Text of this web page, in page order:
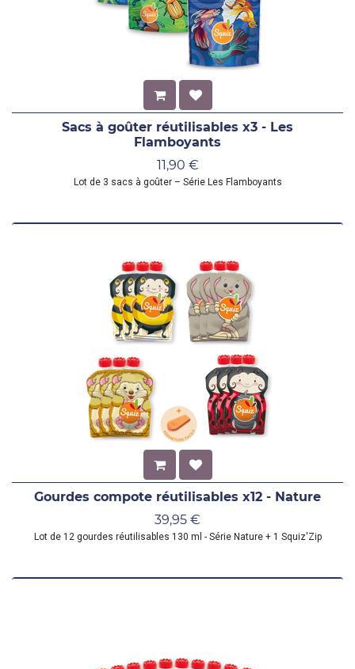
Sacs à goûter réutilisables x3 - Les
Flamboyants
11,90 €
Lot de 3 sacs à goûter – Série Les Flamboyants
Gourdes compote réutilisables x12 - Nature
39,95 €
Lot de 12 gourdes réutilisables 130 ml - Série Nature + 1 Squiz'Zip